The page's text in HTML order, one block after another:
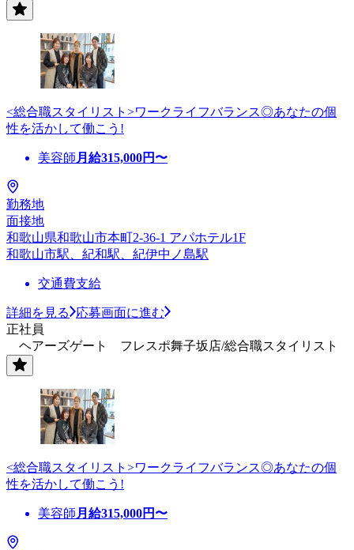
<総合職スタイリスト>ワークライフバランス◎あなたの個
性を活かして働こう!
美容師 月給315,000円〜
勤務地
面接地
和歌山県和歌山市本町2-36-1 アパホテル1F
和歌山市駅、紀和駅、紀伊中ノ島駅
交通費支給
詳細を見る
応募画面に進む
正社員
ヘアーズゲート フレスポ舞子坂店/総合職スタイリスト
<総合職スタイリスト>ワークライフバランス◎あなたの個
性を活かして働こう!
美容師 月給315,000円〜